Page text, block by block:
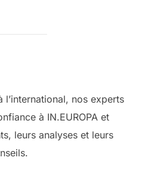
l’international, nos experts
à IN.EUROPA et
leurs analyses et leurs